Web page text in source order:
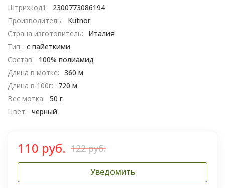
Штрихкод1:
2300773086194
Производитель:
Kutnor
Страна изготовитель:
Италия
Тип: с пайеткими
Состав:
100% полиамид
Длина в мотке: 360 м
Длина в 100г:
720 м
Вес мотка: 50 г
Цвет: черный
110 руб. 122 руб.
Уведомить